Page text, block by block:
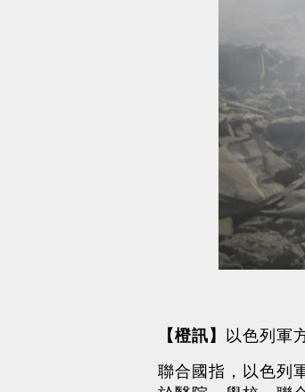
【橙訊】 以色列軍
聯合國指，以色列